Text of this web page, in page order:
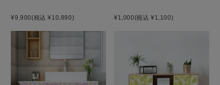
¥9,900(税込 ¥10,890) ¥1,000(税込 ¥1,100)